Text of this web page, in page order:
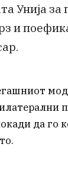
Унија за
и
да го